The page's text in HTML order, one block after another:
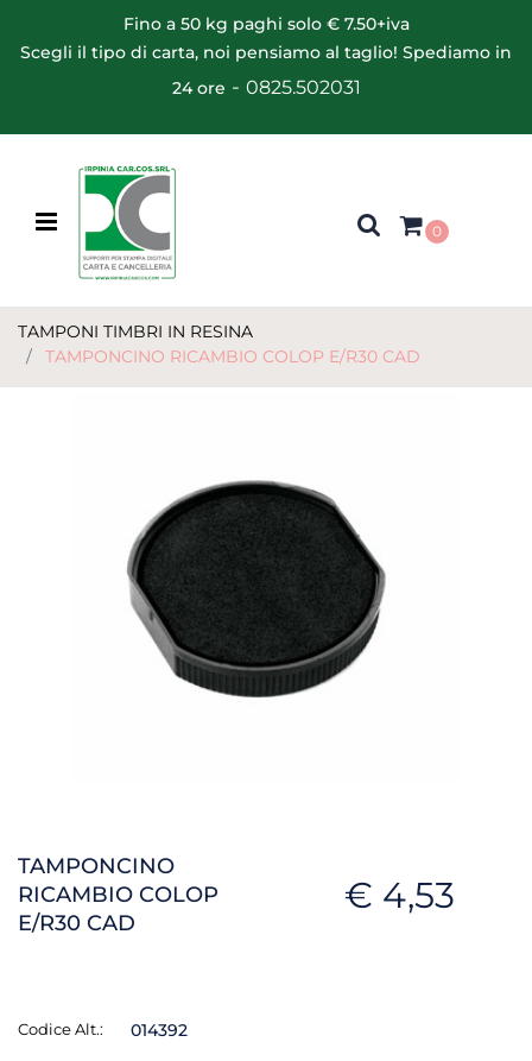
Fino a 50 kg paghi solo € 7.50+iva
Scegli il tipo di carta, noi pensiamo al taglio! Spediamo in
24 ore - 0825.502031
Open menu
0
TAMPONI TIMBRI IN RESINA
TAMPONCINO RICAMBIO COLOP E/R30 CAD
TAMPONCINO
RICAMBIO COLOP
E/R30 CAD
€ 4,53
Codice Alt.: 014392